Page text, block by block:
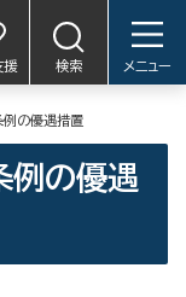
援 検索 メニュー
の優遇措置
例の優遇